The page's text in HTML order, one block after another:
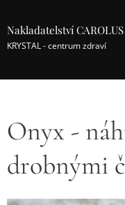
Nakladatelství CAROLUS
KRYSTAL - centrum zdraví
Onyx -
drobnými